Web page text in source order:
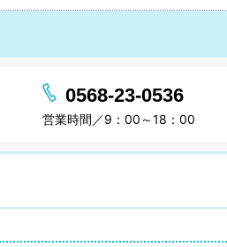
0568-23-0536
営業時間／9：00～18：00